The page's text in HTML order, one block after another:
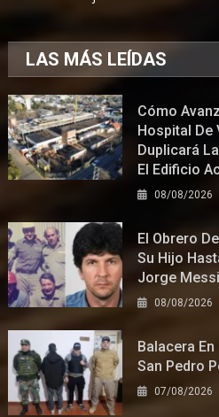
LAS MÁS LEÍDAS
Cómo
Hospital De
Duplicará
El Edificio
08/08/2026
El Obrero
Su Hijo
Jorge Messi
08/08/2026
Balacera
San Pedro
07/08/2026